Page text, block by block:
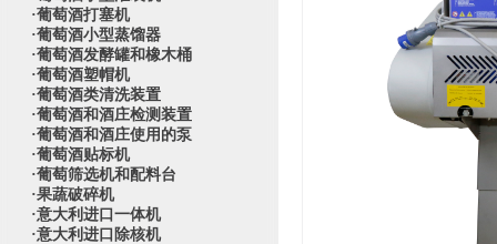
·葡萄酒打塞机
·葡萄酒小型蒸馏器
·葡萄酒发酵罐和橡木桶
·葡萄酒塑帽机
·葡萄酒类清洗装置
·葡萄酒和酒庄检测装置
·葡萄酒和酒庄使用的泵
·葡萄酒贴标机
·葡萄筛选机和配料台
·果蔬破碎机
·意大利进口一体机
·意大利进口除核机